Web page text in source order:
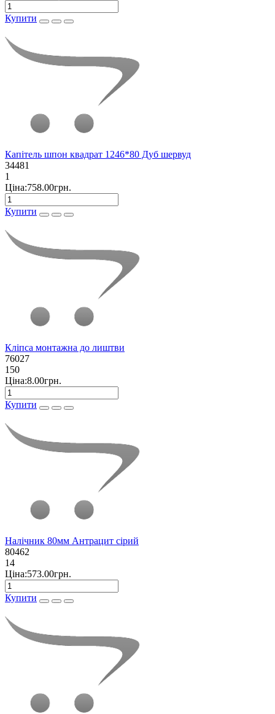
Купити
Капітель шпон квадрат 1246*80 Дуб шервуд
34481
1
Ціна:758.00грн.
Купити
Кліпса монтажна до лиштви
76027
150
Ціна:8.00грн.
Купити
Налічник 80мм Антрацит сірий
80462
14
Ціна:573.00грн.
Купити